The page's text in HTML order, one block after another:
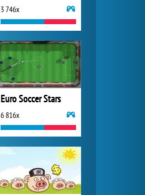
3 746x
Euro Soccer Stars
6 816x
World of Tanks